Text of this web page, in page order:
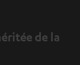
notrede la